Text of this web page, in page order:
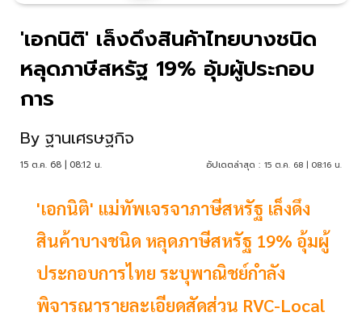
'เอกนิติ' เล็งดึงสินค้าไทยบางชนิด
หลุดภาษีสหรัฐ 19% อุ้มผู้ประกอบ
การ
By ฐานเศรษฐกิจ
15 ต.ค. 68 | 08:12 น. อัปเดตล่าสุด : 15 ต.ค. 68 | 08:16 น.
'เอกนิติ' แม่ทัพเจรจาภาษีสหรัฐ เล็งดึง
สินค้าบางชนิด หลุดภาษีสหรัฐ 19% อุ้มผู้
ประกอบการไทย ระบุพาณิชย์กำลัง
พิจารณารายละเอียดสัดส่วน RVC-Local